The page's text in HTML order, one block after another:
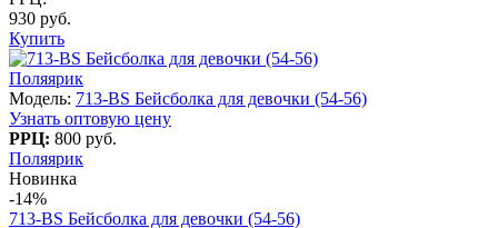
930 руб.
Купить
Поляярик
Модель: 713-BS Бейсболка для девочки (54-56)
Узнать оптовую цену
РРЦ: 800 руб.
Поляярик
Новинка
-14%
713-BS Бейсболка для девочки (54-56)